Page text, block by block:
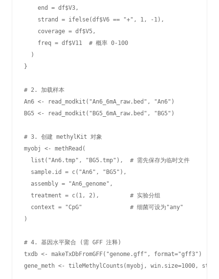
    end = df$V3,
    strand = ifelse(df$V6 == "+", 1, -1),
    coverage = df$V5,
    freq = df$V11  # 概率 0-100
  )
}
# 2. 加载样本
An6 <- read_modkit("An6_6mA_raw.bed", "An6")
BG5 <- read_modkit("BG5_6mA_raw.bed", "BG5")
# 3. 创建 methylKit 对象
myobj <- methRead(
  list("An6.tmp", "BG5.tmp"),  # 需先保存为临时文件
  sample.id = c("An6", "BG5"),
  assembly = "An6_genome",
  treatment = c(1, 2),         # 实验分组
  context = "CpG"              # 细菌可设为"any"
)
# 4. 基因水平聚合 (需 GFF 注释)
txdb <- makeTxDbFromGFF("genome.gff", format="gff3")
gene_meth <- tileMethylCounts(myobj, win.size=1000,